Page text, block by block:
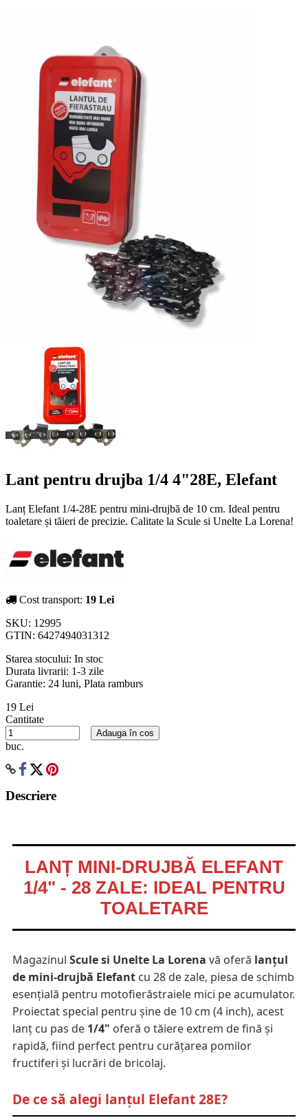
Lant pentru drujba 1/4 4"28E, Elefant
Lanț Elefant 1/4-28E pentru mini-drujbă de 10 cm. Ideal pentru
toaletare și tăieri de precizie. Calitate la Scule si Unelte La Lorena!
Cost transport: 19 Lei
SKU: 12995
GTIN: 6427494031312
Starea stocului: In stoc
Durata livrarii: 1-3 zile
Garantie: 24 luni, Plata ramburs
19 Lei
Cantitate
buc.
Adauga în cos
Descriere
LANȚ MINI-DRUJBĂ ELEFANT
1/4" - 28 ZALE: IDEAL PENTRU
TOALETARE
Magazinul Scule si Unelte La Lorena vă oferă lanțul
de mini-drujbă Elefant cu 28 de zale, piesa de schimb
esențială pentru motofierăstraiele mici pe acumulator.
Proiectat special pentru șine de 10 cm (4 inch), acest
lanț cu pas de 1/4" oferă o tăiere extrem de fină și
rapidă, fiind perfect pentru curățarea pomilor
fructiferi și lucrări de bricolaj.
De ce să alegi lanțul Elefant 28E?